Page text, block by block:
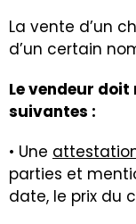
La vente d’un
d’un certain
Le vendeur
suivantes :
• Une
parties et
date, le prix du